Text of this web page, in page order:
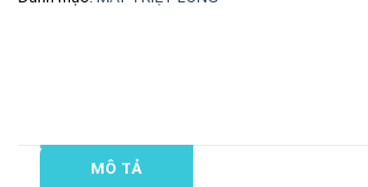
MÔ TẢ